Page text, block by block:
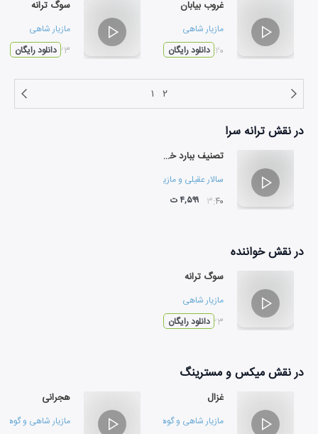
غروب بیابان
مازیار شاهی
۰۵:۲۰دانلود رایگان
سوگ ترانه
مازیار شاهی
۰۳:۲۳دانلود رایگان
۱ ۲
در نقشترانه سرا
تصنیف ببارد خزانم
سالار عقیلی ومازیار شاهی
۰۳:۴۰ ۴,۵۹۹ ت
در نقشخواننده
سوگ ترانه
مازیار شاهی
۰۳:۲۳دانلود رایگان
در نقشمیکس و مسترینگ
غزال
مازیار شاهی وگوهرناز مسائلی
هجرانی
مازیار شاهی و